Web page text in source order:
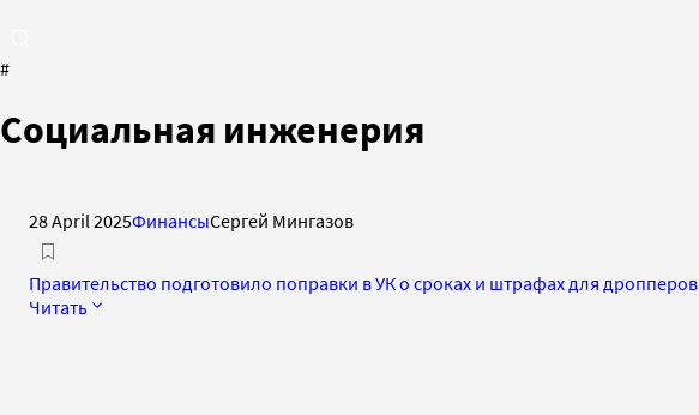
#
Социальная инженерия
28 April 2025ФинансыСергей Мингазов
Правительство подготовило поправки в УК о сроках и штрафах для дропперов
Читать